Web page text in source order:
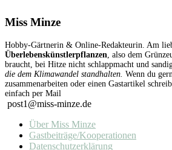
Miss Minze
Hobby-Gärtnerin & Online-Redakteurin. Am
Überlebenskünstlerpflanzen , also dem
braucht, bei Hitze nicht schlappmacht und
die dem Klimawandel standhalten. Wenn du
zusammenarbeiten oder einen Gastartikel
einfach per Mail
post1@miss-minze.de
Über Miss Minze
Gastbeiträge/Kooperationen
Datenschutzerklärung